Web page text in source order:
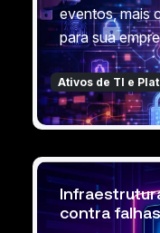
eventos, mais
para sua
Ativos de TI e
contra falhas